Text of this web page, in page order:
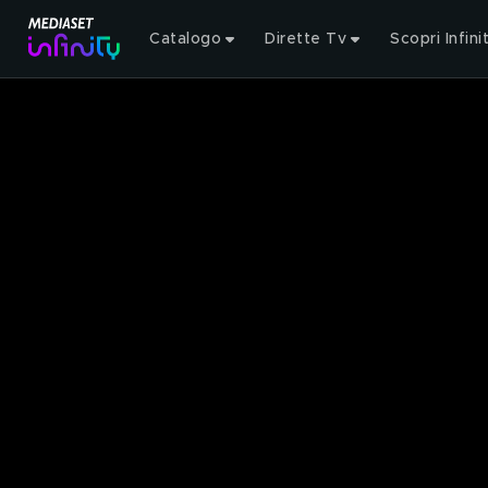
Catalogo Dirette Tv Scopri